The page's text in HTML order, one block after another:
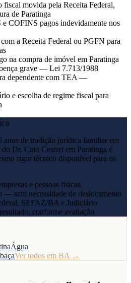
fiscal movida pela Receita Federal,
de Paratinga
e COFINS pagos indevidamente nos
a Receita Federal ou PGFN para
na compra de imóvel em Paratinga
grave — Lei 7.713/1988
dependente com TEA —
e escolha de regime fiscal para
anos de tradição jurídica familiar em
Dr. Caio Cestari em Paratinga é
rigor técnico disponível para os
e pessoas físicas
sem necessidade de deslocamento
SEFAZ/BA e Judiciário
conforme avaliação
Água
Ver todos em BA →